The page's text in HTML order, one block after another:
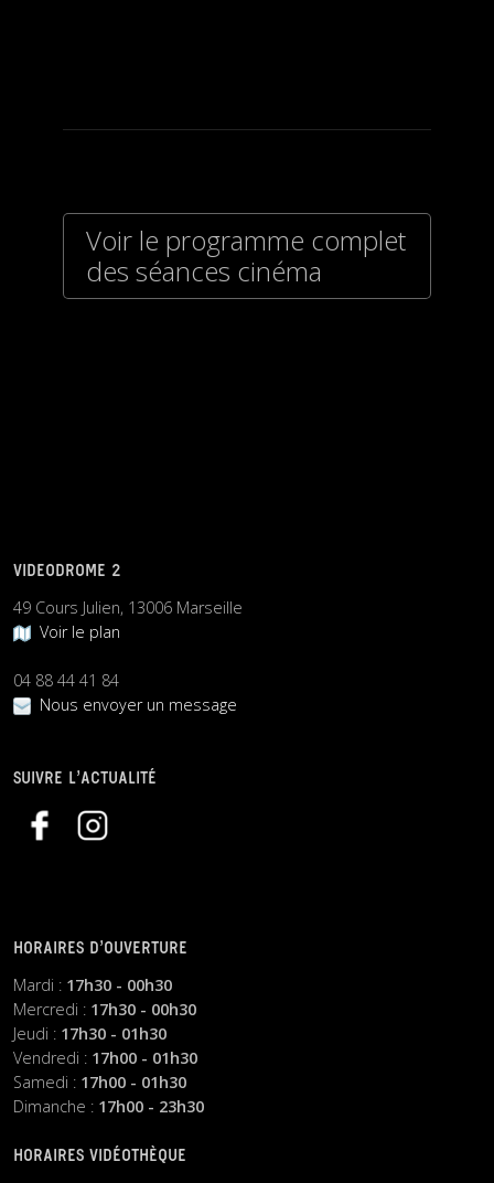
Voir le programme complet
des séances cinéma
VIDEODROME 2
49 Cours Julien, 13006 Marseille
Voir le plan
04 88 44 41 84
Nous envoyer un message
SUIVRE L’ACTUALITÉ
HORAIRES D’OUVERTURE
Mardi : 17h30 - 00h30
Mercredi : 17h30 - 00h30
Jeudi : 17h30 - 01h30
Vendredi : 17h00 - 01h30
Samedi : 17h00 - 01h30
Dimanche : 17h00 - 23h30
HORAIRES VIDÉOTHÈQUE